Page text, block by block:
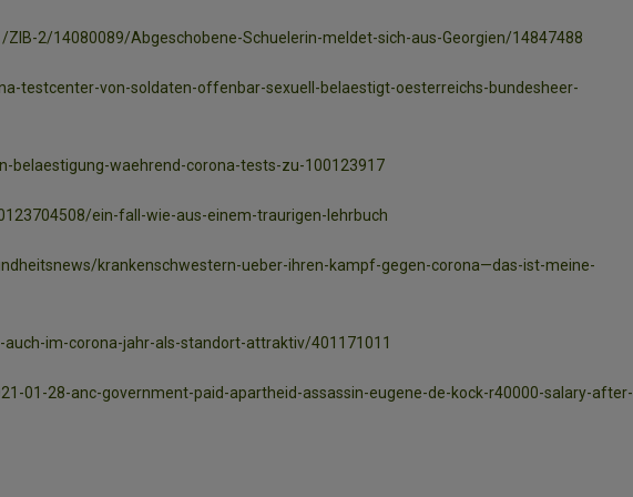
2/14080089/Abgeschobene-Schuelerin-meldet-sich-aus-Georgien/14847488
testcenter-von-soldaten-offenbar-sexuell-belaestigt-oesterreichs-bundesheer-
belaestigung-waehrend-corona-tests-zu-100123917
ein-fall-wie-aus-einem-traurigen-lehrbuch
krankenschwestern-ueber-ihren-kampf-gegen-corona—das-ist-meine-
im-corona-jahr-als-standort-attraktiv/401171011
01-28-anc-government-paid-apartheid-assassin-eugene-de-kock-r40000-salary-after-